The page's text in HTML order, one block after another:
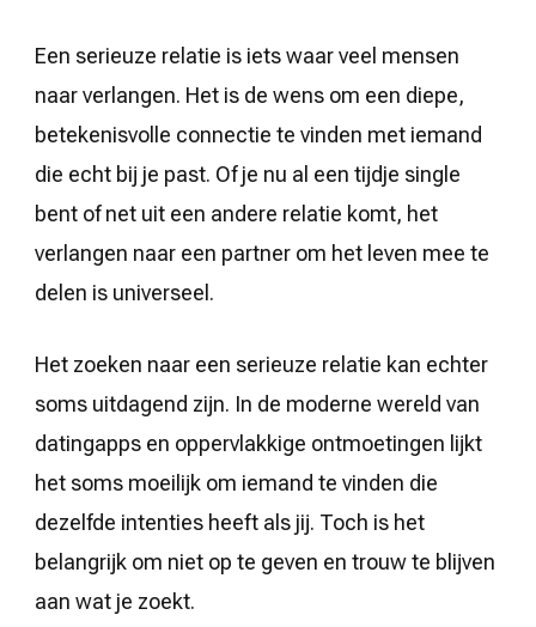
Een serieuze relatie is iets waar veel mensen
naar verlangen. Het is de wens om een diepe,
betekenisvolle connectie te vinden met iemand
die echt bij je past. Of je nu al een tijdje single
bent of net uit een andere relatie komt, het
verlangen naar een partner om het leven mee te
delen is universeel.
Het zoeken naar een serieuze relatie kan echter
soms uitdagend zijn. In de moderne wereld van
datingapps en oppervlakkige ontmoetingen lijkt
het soms moeilijk om iemand te vinden die
dezelfde intenties heeft als jij. Toch is het
belangrijk om niet op te geven en trouw te blijven
aan wat je zoekt.